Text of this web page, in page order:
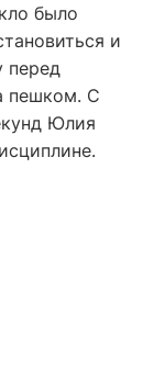
было
и
перед
пешком. С
Юлия